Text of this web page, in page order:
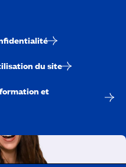
du site
et